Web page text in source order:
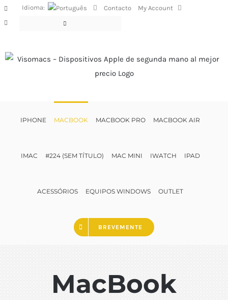
Skip
to
FacebookIdioma: Contacto My Account
IPHONE MACBOOK MACBOOK PRO MACBOOK AIR
IMAC #224 (SEM TÍTULO) MAC MINI IWATCH IPAD
ACESSÓRIOS EQUIPOS WINDOWS OUTLET
BREVEMENTE
MacBook